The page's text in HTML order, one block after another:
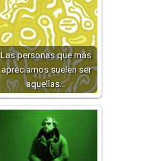
Las personas que más
apreciamos suelen ser
aquellas…